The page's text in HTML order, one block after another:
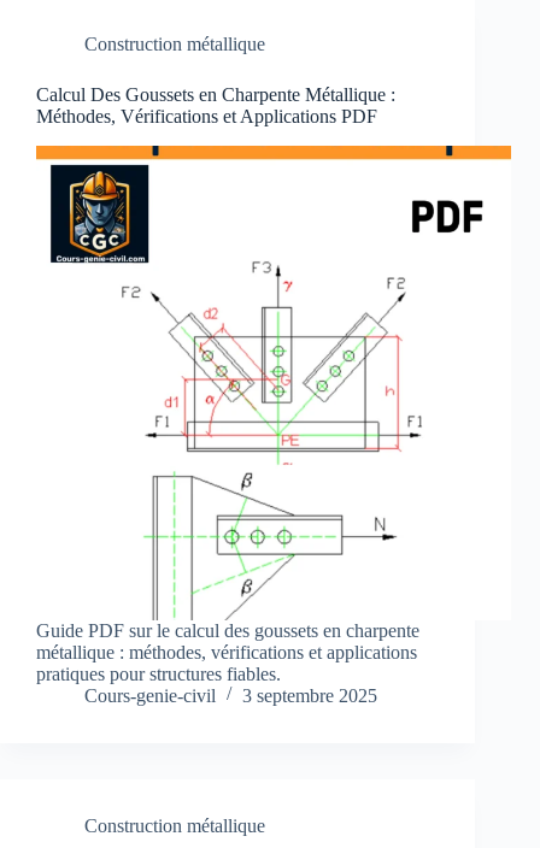
Construction métallique
Calcul Des Goussets en Charpente Métallique :
Méthodes, Vérifications et Applications PDF
Guide PDF sur le calcul des goussets en charpente
métallique : méthodes, vérifications et applications
pratiques pour structures fiables.
Cours-genie-civil
3 septembre 2025
Construction métallique